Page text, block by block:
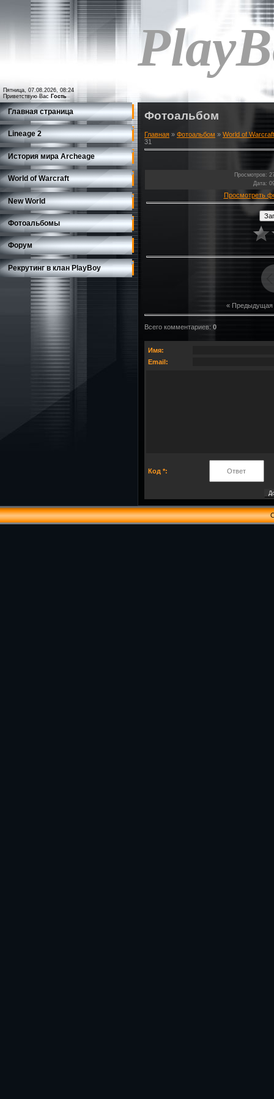
Пятница, 07.08.2026, 08:24
Приветствую Вас Гость
Главная страница
Lineage 2
История мира Archeage
World of Warcraft
New World
Фотоальбомы
Форум
Рекрутинг в клан PlayBoy
Фотоальбом
Главная » Фотоальбом » World of Warcraft
31
Просмотров:
Дата:
Просмотреть
« Предыдущая
Всего комментариев: 0
Имя:
Email:
Код *: